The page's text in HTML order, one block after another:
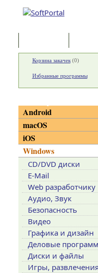
Корзина закачек(0)
Избранные программы
Android
macOS
iOS
Windows
CD/DVD диски
E-Mail
Web разработчику
Аудио, Звук
Безопасность
Видео
Графика и дизайн
Деловые
Диски и файлы
Игры, развлечения